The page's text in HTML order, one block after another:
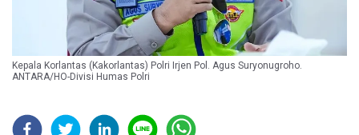
Kepala Korlantas (Kakorlantas) Polri Irjen Pol. Agus Suryonugroho.
ANTARA/HO-Divisi Humas Polri